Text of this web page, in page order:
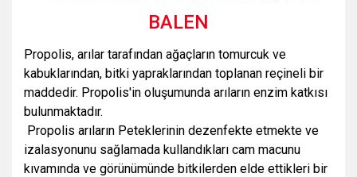
BALEN
Propolis, arılar tarafından ağaçların tomurcuk ve
kabuklarından, bitki yapraklarından toplanan reçineli bir
maddedir. Propolis'in oluşumunda arıların enzim katkısı
bulunmaktadır.
Propolis arıların Peteklerinin dezenfekte etmekte ve
izalasyonunu sağlamada kullandıkları cam macunu
kıvamında ve görünümünde bitkilerden elde ettikleri bir